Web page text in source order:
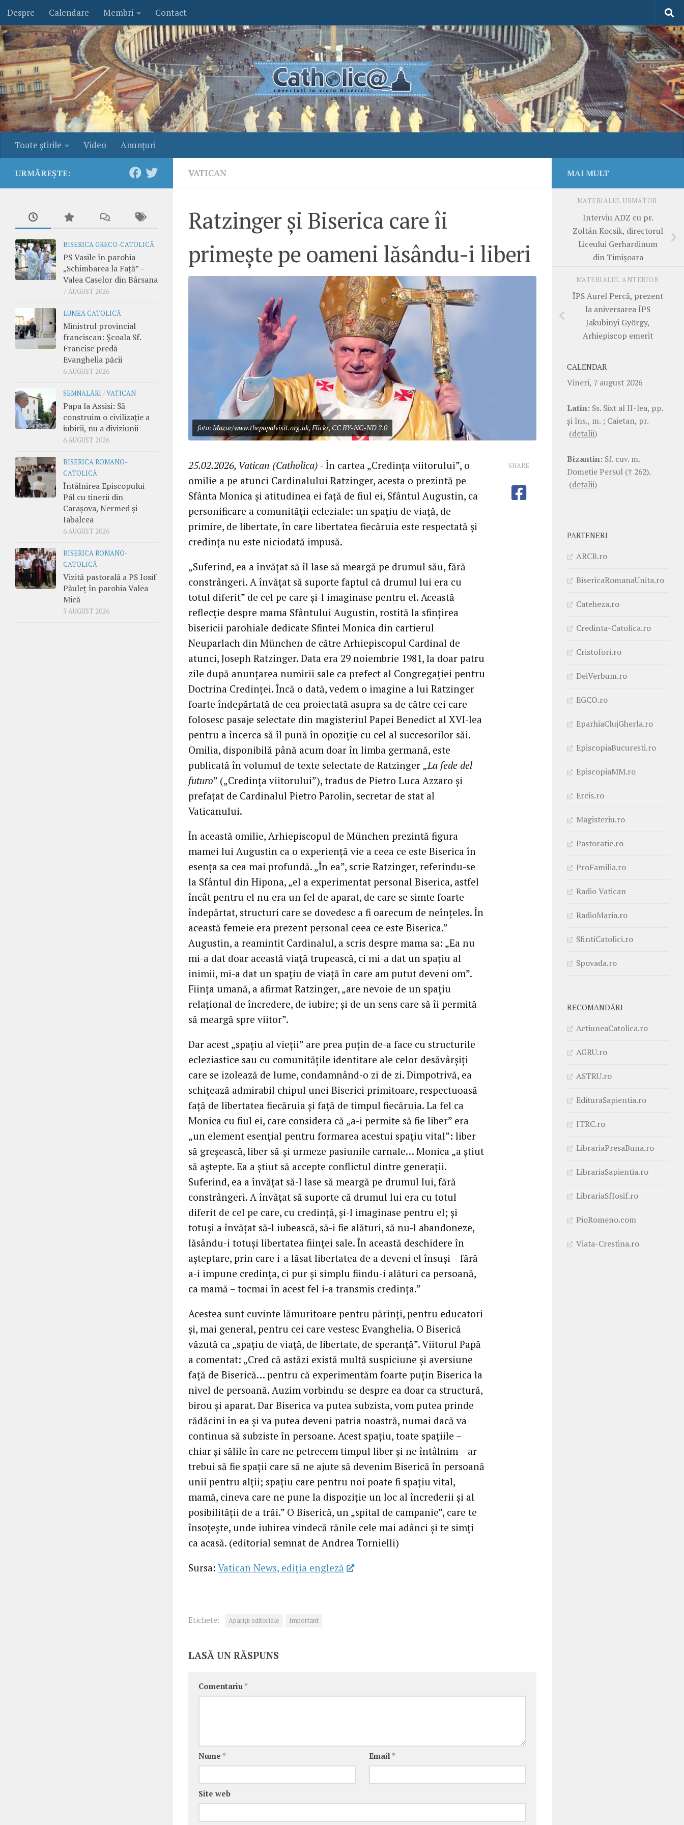
Skip to content
Despre Calendare Membri Contact
Toate ştirile Video Anunţuri
VATICAN
Ratzinger și Biserica care îi
primește pe oameni lăsându-i liberi
foto: Mazur/www.thepapalvisit.org.uk, Flickr, CC BY-NC-ND 2.0
25.02.2026, Vatican (Catholica) - În cartea „Credința viitorului”, o
omilie a pe atunci Cardinalului Ratzinger, acesta o prezintă pe
Sfânta Monica și atitudinea ei față de fiul ei, Sfântul Augustin, ca
personificare a comunității ecleziale: un spațiu de viață, de
primire, de libertate, în care libertatea fiecăruia este respectată și
credința nu este niciodată impusă.
„Suferind, ea a învățat să îl lase să meargă pe drumul său, fără
constrângeri. A învățat să suporte faptul că drumul lui era cu
totul diferit” de cel pe care și-l imaginase pentru el. Această
reflecție despre mama Sfântului Augustin, rostită la sfințirea
bisericii parohiale dedicate Sfintei Monica din cartierul
Neuparlach din München de către Arhiepiscopul Cardinal de
atunci, Joseph Ratzinger. Data era 29 noiembrie 1981, la doar patru
zile după anunțarea numirii sale ca prefect al Congregației pentru
Doctrina Credinței. Încă o dată, vedem o imagine a lui Ratzinger
foarte îndepărtată de cea proiectată asupra sa de către cei care
folosesc pasaje selectate din magisteriul Papei Benedict al XVI-lea
pentru a încerca să îl pună în opoziție cu cel al succesorilor săi.
Omilia, disponibilă până acum doar în limba germană, este
publicată în volumul de texte selectate de Ratzinger „La fede del
futuro” („Credința viitorului”), tradus de Pietro Luca Azzaro și
prefațat de Cardinalul Pietro Parolin, secretar de stat al
Vaticanului.
În această omilie, Arhiepiscopul de München prezintă figura
mamei lui Augustin ca o experiență vie a ceea ce este Biserica în
esența sa cea mai profundă. „În ea”, scrie Ratzinger, referindu-se
la Sfântul din Hipona, „el a experimentat personal Biserica, astfel
încât pentru el nu era un fel de aparat, de care se simte foarte
îndepărtat, structuri care se dovedesc a fi oarecum de neînțeles. În
această femeie era prezent personal ceea ce este Biserica.”
Augustin, a reamintit Cardinalul, a scris despre mama sa: „Ea nu
mi-a dat doar această viață trupească, ci mi-a dat un spațiu al
inimii, mi-a dat un spațiu de viață în care am putut deveni om”.
Ființa umană, a afirmat Ratzinger, „are nevoie de un spațiu
relațional de încredere, de iubire; și de un sens care să îi permită
să meargă spre viitor”.
Dar acest „spațiu al vieții” are prea puțin de-a face cu structurile
ecleziastice sau cu comunitățile identitare ale celor desăvârșiți
care se izolează de lume, condamnând-o zi de zi. Dimpotrivă, ea
schițează admirabil chipul unei Biserici primitoare, respectuoasă
față de libertatea fiecăruia și față de timpul fiecăruia. La fel ca
Monica cu fiul ei, care considera că „a-i permite să fie liber” era
„un element esențial pentru formarea acestui spațiu vital”: liber
să greșească, liber să-și urmeze pasiunile carnale… Monica „a știut
să aștepte. Ea a știut să accepte conflictul dintre generații.
Suferind, ea a învățat să-l lase să meargă pe drumul lui, fără
constrângeri. A învățat să suporte că drumul lui era cu totul
diferit de cel pe care, cu credință, și-l imaginase pentru el; și
totuși a învățat să-l iubească, să-i fie alături, să nu-l abandoneze,
lăsându-i totuși libertatea ființei sale. În această deschidere în
așteptare, prin care i-a lăsat libertatea de a deveni el însuși – fără
a-i impune credința, ci pur și simplu fiindu-i alături ca persoană,
ca mamă – tocmai în acest fel i-a transmis credința.”
Acestea sunt cuvinte lămuritoare pentru părinți, pentru educatori
și, mai general, pentru cei care vestesc Evanghelia. O Biserică
văzută ca „spațiu de viață, de libertate, de speranță”. Viitorul Papă
a comentat: „Cred că astăzi există multă suspiciune și aversiune
față de Biserică… pentru că experimentăm foarte puțin Biserica la
nivel de persoană. Auzim vorbindu-se despre ea doar ca structură,
birou și aparat. Dar Biserica va putea subzista, vom putea prinde
rădăcini în ea și va putea deveni patria noastră, numai dacă va
continua să subziste în persoane. Acest spațiu, toate spațiile –
chiar și sălile în care ne petrecem timpul liber și ne întâlnim – ar
trebui să fie spații care să ne ajute să devenim Biserică în persoană
unii pentru alții; spațiu care pentru noi poate fi spațiu vital,
mamă, cineva care ne pune la dispoziție un loc al încrederii și al
posibilității de a trăi.” O Biserică, un „spital de campanie”, care te
însoțește, unde iubirea vindecă rănile cele mai adânci și te simți
ca acasă. (editorial semnat de Andrea Tornielli)
Sursa: Vatican News, ediția engleză
SHARE
Etichete: Apariţii editoriale Important
LASĂ UN RĂSPUNS
Comentariu *
Nume * Email *
Site web
URMĂREȘTE:
BISERICA GRECO-CATOLICĂ
PS Vasile în parohia
„Schimbarea la Față” –
Valea Caselor din Bârsana
7 AUGUST 2026
LUMEA CATOLICĂ
Ministrul provincial
franciscan: Școala Sf.
Francisc predă
Evanghelia păcii
6 AUGUST 2026
SEMNALĂRI /VATICAN
Papa la Assisi: Să
construim o civilizație a
iubirii, nu a diviziunii
6 AUGUST 2026
BISERICA ROMANO-
CATOLICĂ
Întâlnirea Episcopului
Pál cu tinerii din
Carașova, Nermed și
Iabalcea
6 AUGUST 2026
BISERICA ROMANO-
CATOLICĂ
Vizită pastorală a PS Iosif
Păuleț în parohia Valea
Mică
5 AUGUST 2026
MAI MULT
MATERIALUL URMĂTOR
Interviu ADZ cu pr.
Zoltán Kocsik, directorul
Liceului Gerhardinum
din Timișoara
MATERIALUL ANTERIOR
ÎPS Aurel Percă, prezent
la aniversarea ÎPS
Jakubinyi György,
Arhiepiscop emerit
CALENDAR
Vineri, 7 august 2026
Latin: Ss. Sixt al II-lea, pp.
şi îns., m. ; Caietan, pr.
(detalii)
Bizantin: Sf. cuv. m.
Dometie Persul († 262).
(detalii)
PARTENERI
ARCB.ro
BisericaRomanaUnita.ro
Cateheza.ro
Credinta-Catolica.ro
Cristofori.ro
DeiVerbum.ro
EGCO.ro
EparhiaClujGherla.ro
EpiscopiaBucuresti.ro
EpiscopiaMM.ro
Ercis.ro
Magisteriu.ro
Pastoratie.ro
ProFamilia.ro
Radio Vatican
RadioMaria.ro
SfintiCatolici.ro
Spovada.ro
RECOMANDĂRI
ActiuneaCatolica.ro
AGRU.ro
ASTRU.ro
EdituraSapientia.ro
ITRC.ro
LibrariaPresaBuna.ro
LibrariaSapientia.ro
LibrariaSfIosif.ro
PioRomeno.com
Viata-Crestina.ro